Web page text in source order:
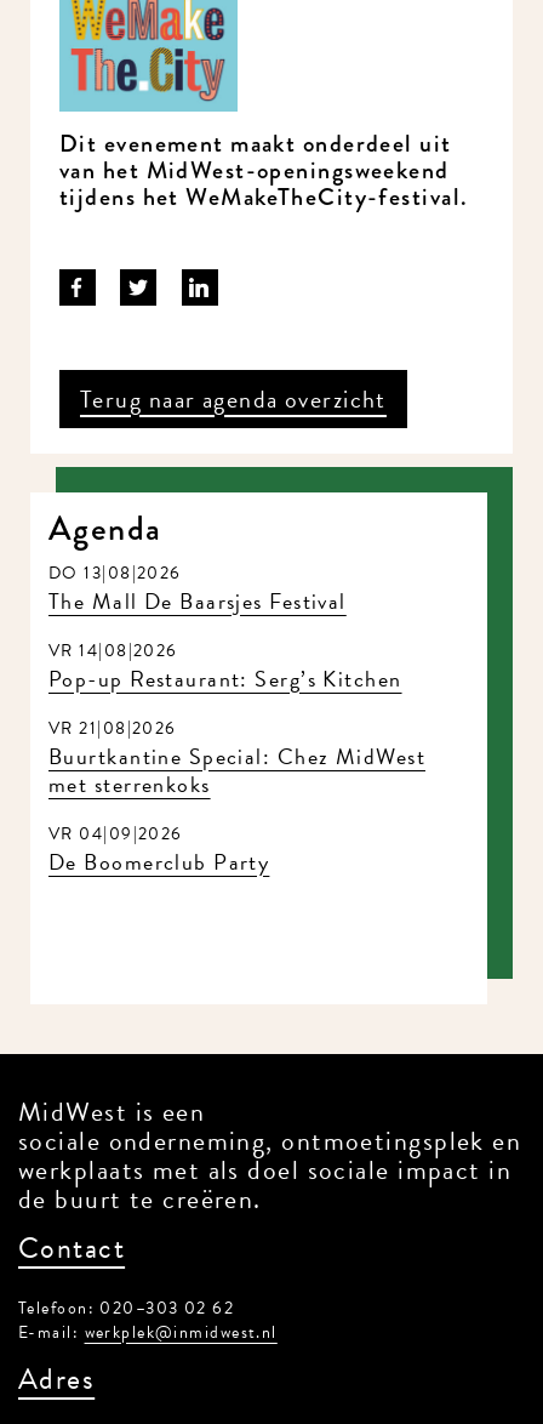
Dit evenement maakt onderdeel uit
van het MidWest-openingsweekend
tijdens het WeMakeTheCity-festival.
Terug naar agenda overzicht
Agenda
DO 13|08|2026
The Mall De Baarsjes Festival
VR 14|08|2026
Pop-up Restaurant: Serg’s Kitchen
VR 21|08|2026
Buurtkantine Special: Chez MidWest
met sterrenkoks
VR 04|09|2026
De Boomerclub Party
MidWest is een
sociale onderneming, ontmoetingsplek en
werkplaats met als doel sociale impact in
de buurt te creëren.
Contact
Telefoon: 020–303 02 62
E-mail: werkplek@inmidwest.nl
Adres